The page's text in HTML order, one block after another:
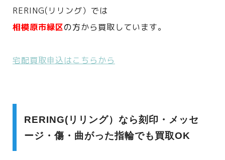
RERING(リリング）では
相模原市緑区の方から買取しています。
宅配買取申込はこちらから
RERING(リリング）なら刻印・メッセ
ージ・傷・曲がった指輪でも買取OK